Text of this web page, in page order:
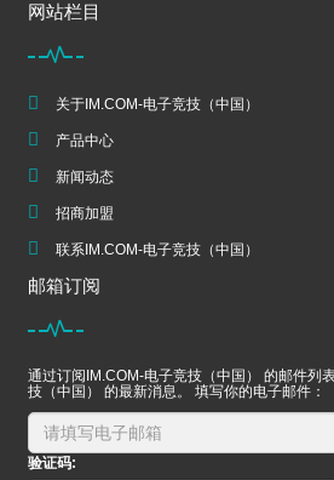
网站栏目
关于IM.COM-电子竞技（中国）
产品中心
新闻动态
招商加盟
联系IM.COM-电子竞技（中国）
邮箱订阅
通过订阅IM.COM-电子竞技（中国） 的邮件列
技（中国） 的最新消息。 填写你的电子邮件：
验证码: